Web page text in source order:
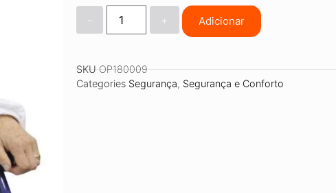
+ Adicionar
SKUOP180009
Categories Segurança, Segurança e Conforto